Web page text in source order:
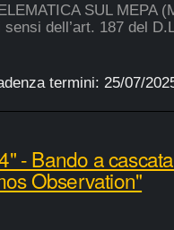
SUL MEPA
dell’art. 187 del
termini: 25/07/
- Bando a
Observation"